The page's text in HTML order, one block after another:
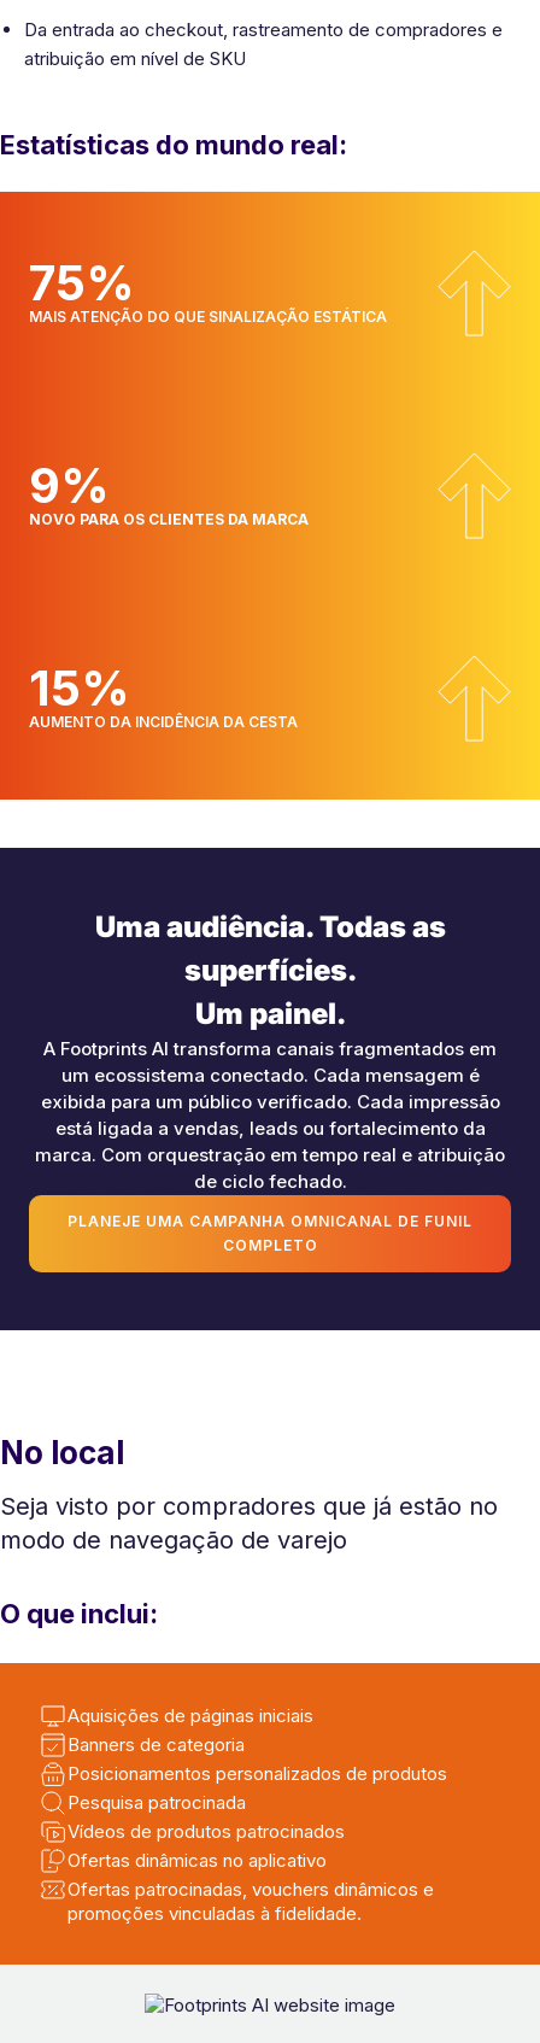
Da entrada ao checkout, rastreamento de compradores e
atribuição em nível de SKU
Estatísticas do mundo real:
75%
MAIS ATENÇÃO DO QUE SINALIZAÇÃO ESTÁTICA
9%
NOVO PARA OS CLIENTES DA MARCA
15%
AUMENTO DA INCIDÊNCIA DA CESTA
Uma audiência. Todas as
superfícies.
Um painel.
A Footprints AI transforma canais fragmentados em
um ecossistema conectado. Cada mensagem é
exibida para um público verificado. Cada impressão
está ligada a vendas, leads ou fortalecimento da
marca. Com orquestração em tempo real e atribuição
de ciclo fechado.
PLANEJE UMA CAMPANHA OMNICANAL DE FUNIL
COMPLETO
No local
Seja visto por compradores que já estão no
modo de navegação de varejo
O que inclui:
Aquisições de páginas iniciais
Banners de categoria
Posicionamentos personalizados de produtos
Pesquisa patrocinada
Vídeos de produtos patrocinados
Ofertas dinâmicas no aplicativo
Ofertas patrocinadas, vouchers dinâmicos e
promoções vinculadas à fidelidade.